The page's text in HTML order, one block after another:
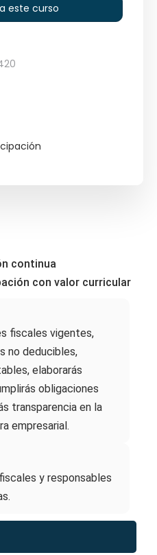
continua
con valor curricular
fiscales vigentes,
no deducibles,
elaborarás
obligaciones
transparencia en la
empresarial.
y responsables
este curso